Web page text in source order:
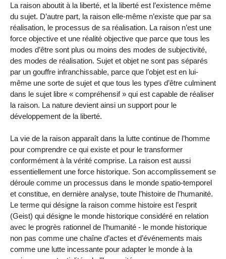
La raison aboutit à la liberté, et la liberté est l’existence même
du sujet. D’autre part, la raison elle-même n’existe que par sa
réalisation, le processus de sa réalisation. La raison n’est une
force objective et une réalité objective que parce que tous les
modes d’être sont plus ou moins des modes de subjectivité,
des modes de réalisation. Sujet et objet ne sont pas séparés
par un gouffre infranchissable, parce que l’objet est en lui-
même une sorte de sujet et que tous les types d’être culminent
dans le sujet libre « compréhensif » qui est capable de réaliser
la raison. La nature devient ainsi un support pour le
développement de la liberté.
La vie de la raison apparaît dans la lutte continue de l’homme
pour comprendre ce qui existe et pour le transformer
conformément à la vérité comprise. La raison est aussi
essentiellement une force historique. Son accomplissement se
déroule comme un processus dans le monde spatio-temporel
et constitue, en dernière analyse, toute l’histoire de l’humanité.
Le terme qui désigne la raison comme histoire est l’esprit
(Geist) qui désigne le monde historique considéré en relation
avec le progrès rationnel de l’humanité - le monde historique
non pas comme une chaîne d’actes et d’événements mais
comme une lutte incessante pour adapter le monde à la